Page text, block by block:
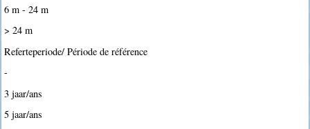
6 m - 24 m
> 24 m
Referteperiode/ Période de référence
-
3 jaar/ans
5 jaar/ans